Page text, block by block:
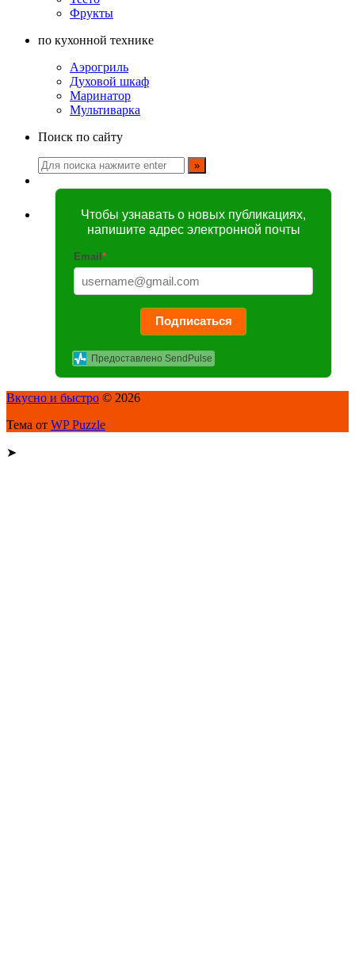
Фрукты
по кухонной технике
Аэрогриль
Духовой шкаф
Маринатор
Мультиварка
Поиск по сайту
Чтобы узнавать о новых публикациях,
напишите адрес электронной почты
Email *
Подписаться
Предоставлено SendPulse
Вкусно и быстро © 2026
Тема от WP Puzzle
➤